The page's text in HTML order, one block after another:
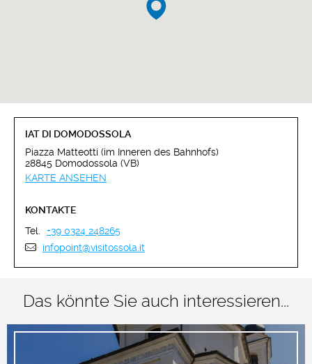
IAT DI DOMODOSSOLA
Piazza Matteotti (im Inneren des Bahnhofs)
28845 Domodossola (VB)
KARTE ANSEHEN
KONTAKTE
Tel.
+39 0324 248265
infopoint@visitossola.it
Das könnte Sie auch interessieren...